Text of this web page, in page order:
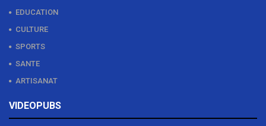
EDUCATION
CULTURE
SPORTS
SANTE
ARTISANAT
VIDEOPUBS